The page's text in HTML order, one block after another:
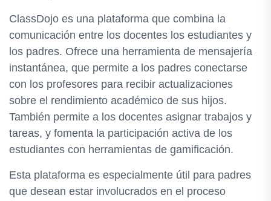
ClassDojo es una plataforma que combina la
comunicación entre los docentes los estudiantes y
los padres. Ofrece una herramienta de mensajería
instantánea, que permite a los padres conectarse
con los profesores para recibir actualizaciones
sobre el rendimiento académico de sus hijos.
También permite a los docentes asignar trabajos y
tareas, y fomenta la participación activa de los
estudiantes con herramientas de gamificación.
Esta plataforma es especialmente útil para padres
que desean estar involucrados en el proceso